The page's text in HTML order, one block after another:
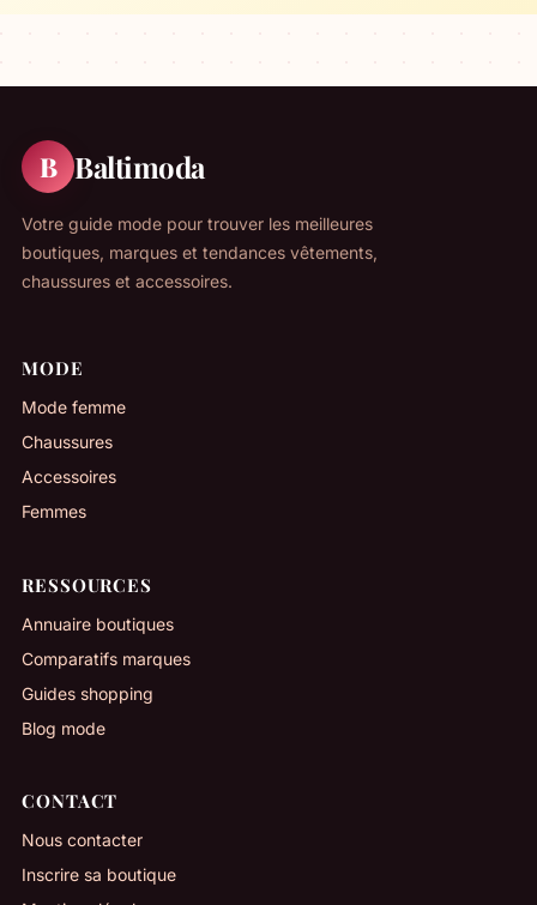
B Baltimoda
Votre guide mode pour trouver les meilleures
boutiques, marques et tendances vêtements,
chaussures et accessoires.
MODE
Mode femme
Chaussures
Accessoires
Femmes
RESSOURCES
Annuaire boutiques
Comparatifs marques
Guides shopping
Blog mode
CONTACT
Nous contacter
Inscrire sa boutique